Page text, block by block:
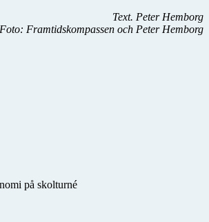
Text. Peter Hemborg
Foto: Framtidskompassen och Peter Hemborg
på skolturné